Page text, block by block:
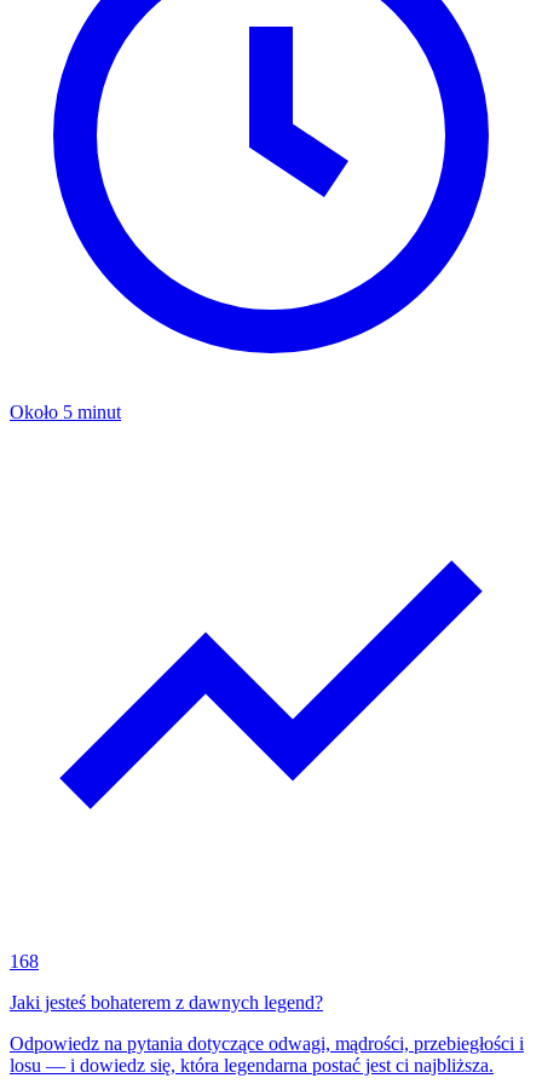
Około 5 minut
168
Jaki jesteś bohaterem z dawnych legend?
Odpowiedz na pytania dotyczące odwagi, mądrości, przebiegłości i
losu — i dowiedz się, która legendarna postać jest ci najbliższa.